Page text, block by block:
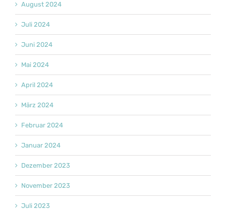
August 2024
Juli 2024
Juni 2024
Mai 2024
April 2024
März 2024
Februar 2024
Januar 2024
Dezember 2023
November 2023
Juli 2023